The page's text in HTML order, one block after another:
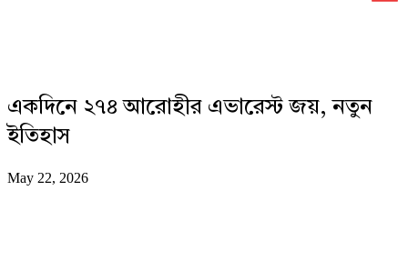
একদিনে ২৭৪ আরোহীর এভারেস্ট জয়, নতুন
ইতিহাস
May 22, 2026